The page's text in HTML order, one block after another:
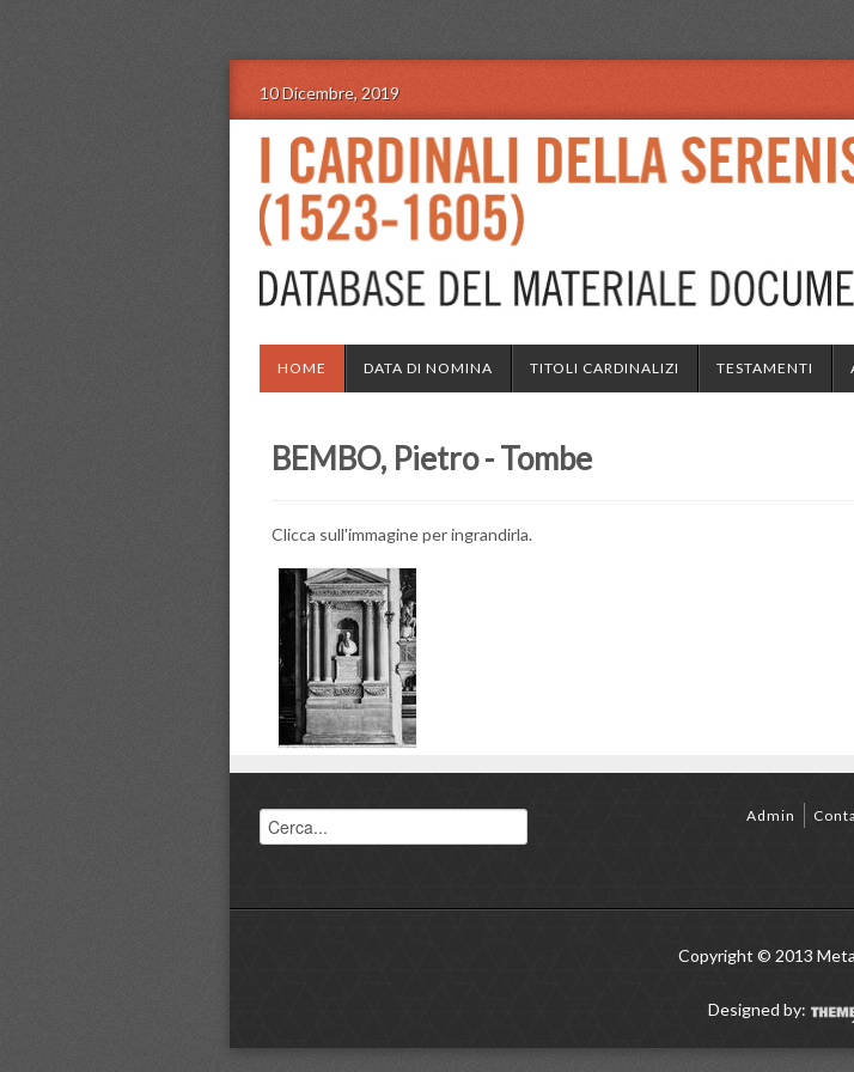
10 Dicembre, 2019
HOME DATA DI NOMINA TITOLI CARDINALIZI TESTAMENTI
BEMBO, Pietro - Tombe
Clicca sull'immagine per ingrandirla.
Admin
Copyright © 2013
Designed by: